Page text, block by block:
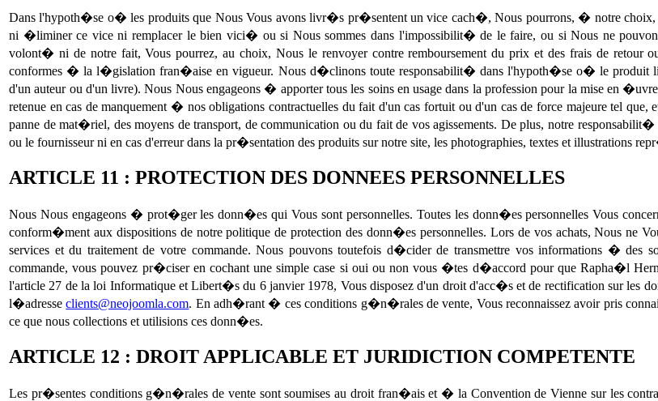
Dans l'hypoth�se o� les produits que Nous Vous avons livr�s pr�sentent un vice cach�, Nous pourrons, � notre
ni �liminer ce vice ni remplacer le bien vici� ou si Nous sommes dans l'impossibilit� de le faire, ou si Nous ne
volont� ni de notre fait, Vous pourrez, au choix, Nous le renvoyer contre remboursement du prix et des frais de
conformes � la l�gislation fran�aise en vigueur. Nous d�clinons toute responsabilit� dans l'hypoth�se o� le produit
d'un auteur ou d'un livre). Nous Nous engageons � apporter tous les soins en usage dans la profession pour la mise en
retenue en cas de manquement � nos obligations contractuelles du fait d'un cas fortuit ou d'un cas de force majeure tel
panne de mat�riel, des moyens de transport, de communication ou du fait de vos agissements. De plus, notre
ou le fournisseur ni en cas d'erreur dans la pr�sentation des produits sur notre site, les photographies, textes et illustrations
ARTICLE 11 : PROTECTION DES DONNEES PERSONNELLES
Nous Nous engageons � prot�ger les donn�es qui Vous sont personnelles. Toutes les donn�es personnelles Vous
conform�ment aux dispositions de notre politique de protection des donn�es personnelles. Lors de vos achats, Nous ne
services et du traitement de votre commande. Nous pouvons toutefois d�cider de transmettre vos informations �
commande, vous pouvez pr�ciser en cochant une simple case si oui ou non vous �tes d�accord pour que Rapha�l
l'article 27 de la loi Informatique et Libert�s du 6 janvier 1978, Vous disposez d'un droit d'acc�s et de rectification sur les
l�adresseclients@neojoomla.com. En adh�rant � ces conditions g�n�rales de vente, Vous reconnaissez avoir pris
ce que nous collections et utilisions ces donn�es.
ARTICLE 12 : DROIT APPLICABLE ET JURIDICTION COMPETENTE
Les pr�sentes conditions g�n�rales de vente sont soumises au droit fran�ais et � la Convention de Vienne sur les